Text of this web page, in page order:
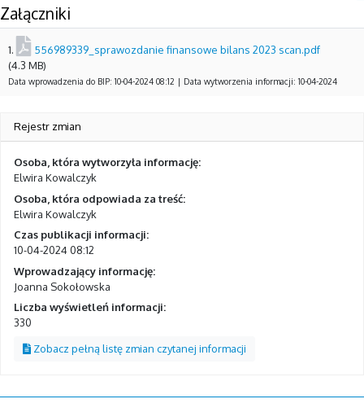
Załączniki
1.
556989339_sprawozdanie finansowe bilans 2023 scan.pdf
(4.3 MB)
Data wprowadzenia do BIP: 10-04-2024 08:12 | Data wytworzenia informacji: 10-04-2024
Rejestr zmian
Osoba, która wytworzyła informację:
Elwira Kowalczyk
Osoba, która odpowiada za treść:
Elwira Kowalczyk
Czas publikacji informacji:
10-04-2024 08:12
Wprowadzający informację:
Joanna Sokołowska
Liczba wyświetleń informacji:
330
Zobacz pełną listę zmian czytanej informacji